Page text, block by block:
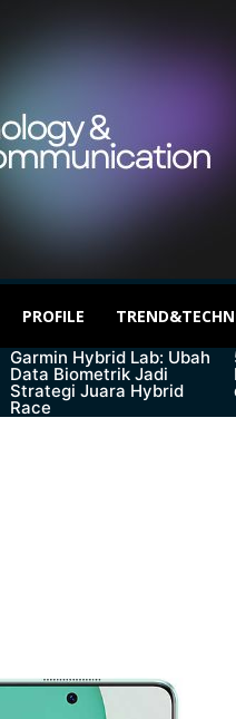
PROFILE
Garmin Hybrid Lab: Ubah
Data Biometrik Jadi
Strategi Juara Hybrid
Race